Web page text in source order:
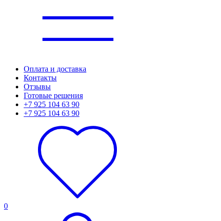
Оплата и доставка
Контакты
Отзывы
Готовые решения
+7 925 104 63 90
+7 925 104 63 90
0